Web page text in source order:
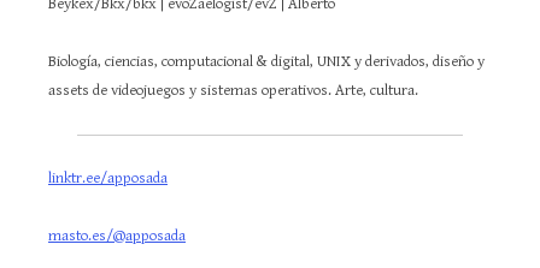
Beykex/Bkx/bkx | evoZaelogist/evZ | Alberto
Biología, ciencias, computacional & digital, UNIX y derivados, diseño y
assets de videojuegos y sistemas operativos. Arte, cultura.
linktr.ee/apposada
masto.es/@apposada